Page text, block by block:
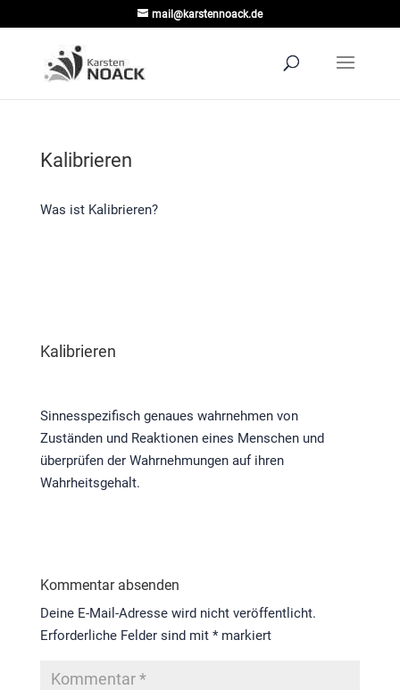
mail@karstennoack.de
Kalibrieren
Was ist Kalibrieren?
Kalibrieren
Sinnesspezifisch genaues wahrnehmen von
Zuständen und Reaktionen eines Menschen und
überprüfen der Wahrnehmungen auf ihren
Wahrheitsgehalt.
Kommentar absenden
Deine E-Mail-Adresse wird nicht veröffentlicht.
Erforderliche Felder sind mit *markiert